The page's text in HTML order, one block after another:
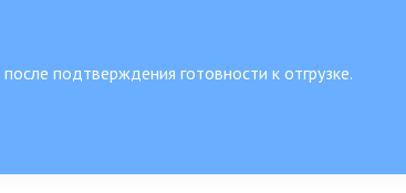
подтверждения готовности к отгрузке.